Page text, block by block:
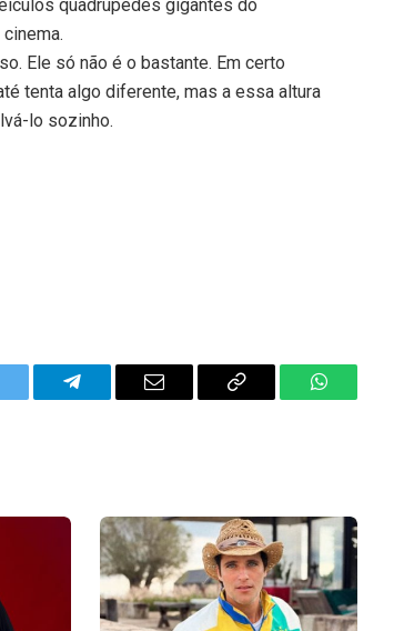
quadrúpedes gigantes do
Ele só não é o bastante. Em certo
tenta algo diferente, mas a essa altura
lo sozinho.
Telegram Email
Copy
WhatsApp